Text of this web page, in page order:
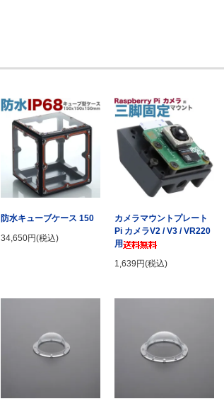
防水キューブケース 150
34,650円(税込)
カメラマウントプレート
Pi カメラV2 / V3 / VR220
用
1,639円(税込)